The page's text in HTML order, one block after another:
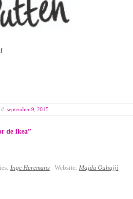
// september 9, 2015
de Ikea”
Inge Heremans - Website: Majda Ouhajji